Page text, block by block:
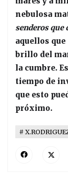
nebulosa
senderos que
aquellos
brillo del
la cumbre.
tiempo de
que esto
próximo.